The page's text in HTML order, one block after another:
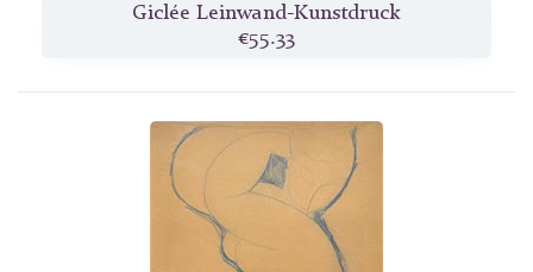
Giclée Leinwand-Kunstdruck
€55.33